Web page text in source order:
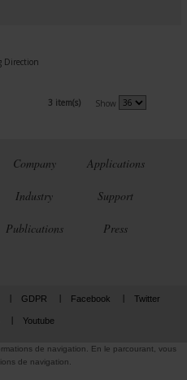
Direction
3 item(s) Show
Company Applications
Industry Support
Publications Press
GDPR Facebook Twitter
Youtube
de navigation. En le parcourant, vous
de navigation.